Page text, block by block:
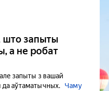
што запыты
а не робат
запыты з вашай
аўтаматычных.
Чаму